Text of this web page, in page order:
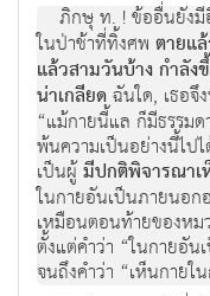
ภิกษุ ท. ! ข้ออื่นยัง
ในป่าช้าที่ทิ้งศพ ตายแ
แล้วสามวันบ้าง กำลัง
น่าเกลียดฉันใด, เธอจึ
“แม้กายนี้แล ก็มีธรรม
พ้นความเป็นอย่างนี้ไป
เป็นผู้มีปกติพิจารณาเ
ในกายอันเป็นภายนอก
เหมือนตอนท้ายของห
ตั้งแต่คำว่า “ในกายอั
จนถึงคำว่า “เห็นกายใ